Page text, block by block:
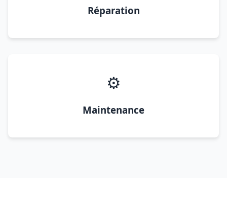
Réparation
⚙️
Maintenance